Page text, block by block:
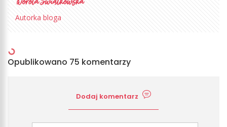
Autorka bloga
Opublikowano 75 komentarzy
Dodaj komentarz